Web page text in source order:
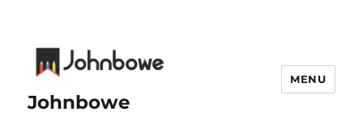
Johnbowe
MENU